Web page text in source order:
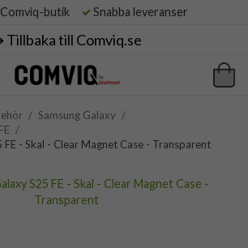
butik Snabba leveranser
Tillbaka till Comviq.se
/ Samsung Galaxy /
/
FE - Skal - Clear Magnet Case - Transparent